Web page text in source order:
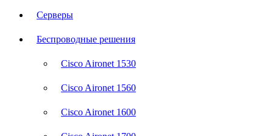
Серверы
Беспроводные решения
Cisco Aironet 1530
Cisco Aironet 1560
Cisco Aironet 1600